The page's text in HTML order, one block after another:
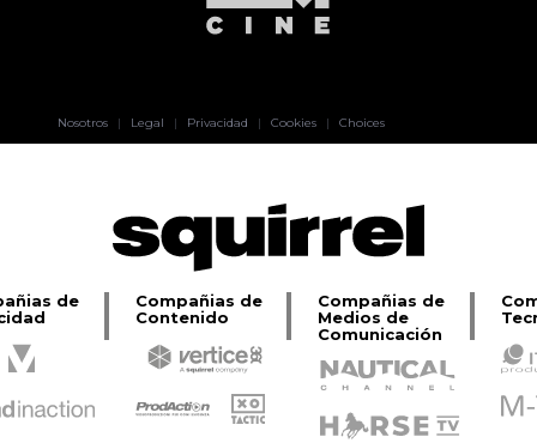
Nosotros | Legal | Privacidad | Cookies | Choices
de
Compañias de
Contenido
Compañias de
Medios de
Comunicación